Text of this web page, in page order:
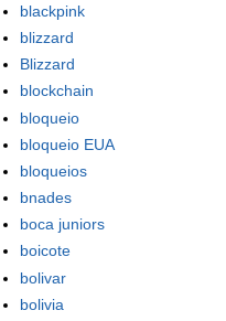
blackpink
blizzard
Blizzard
blockchain
bloqueio
bloqueio EUA
bloqueios
bnades
boca juniors
boicote
bolivar
bolivia